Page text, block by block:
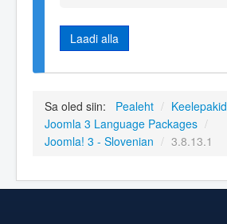
Laadi alla
Sa oled siin: Pealeht / Keelepakid
Joomla 3 Language Packages /
Joomla! 3 - Slovenian / 3.8.13.1